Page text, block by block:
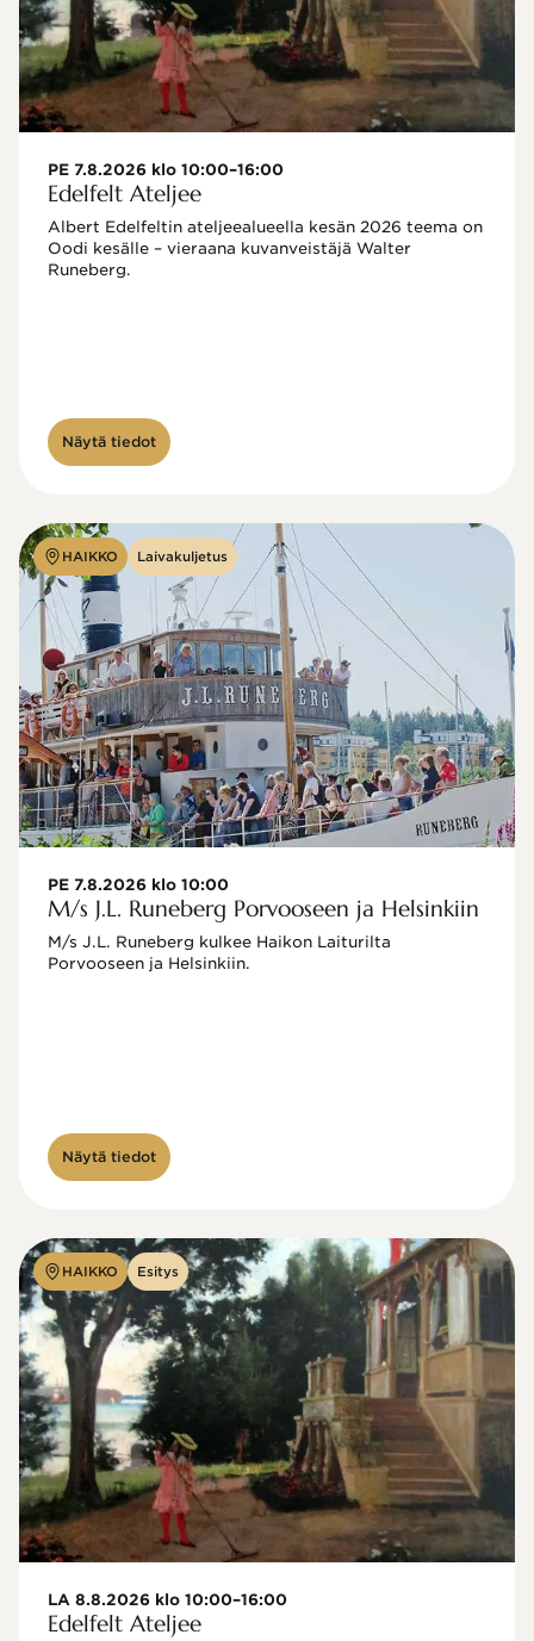
PE 7.8.2026 klo 10:00–16:00
Edelfelt Ateljee
Albert Edelfeltin ateljeealueella kesän 2026 teema on
Oodi kesälle – vieraana kuvanveistäjä Walter
Näytä tiedot
HAIKKO Laivakuljetus
PE 7.8.2026 klo 10:00
M/s J.L. Runeberg Porvooseen ja Helsinkiin
M/s J.L. Runeberg kulkee Haikon Laiturilta
Porvooseen ja Helsinkiin.
Näytä tiedot
HAIKKO Esitys
LA 8.8.2026 klo 10:00–16:00
Edelfelt Ateljee